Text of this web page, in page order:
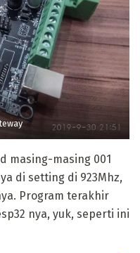
masing-masing 001
di setting di 923Mhz,
Program terakhir
nya, yuk, seperti ini